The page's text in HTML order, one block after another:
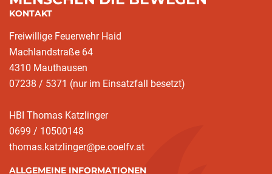
KONTAKT
Freiwillige Feuerwehr Haid
Machlandstraße 64
4310 Mauthausen
07238 / 5371 (nur im Einsatzfall besetzt)
HBI Thomas Katzlinger
0699 / 10500148
thomas.katzlinger@pe.ooelfv.at
ALLGEMEINE INFORMATIONEN